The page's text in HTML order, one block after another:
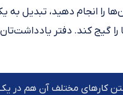
را انجام دهید، تبدیل
گیج کند. دفتر
کارهای مختلف آن هم در